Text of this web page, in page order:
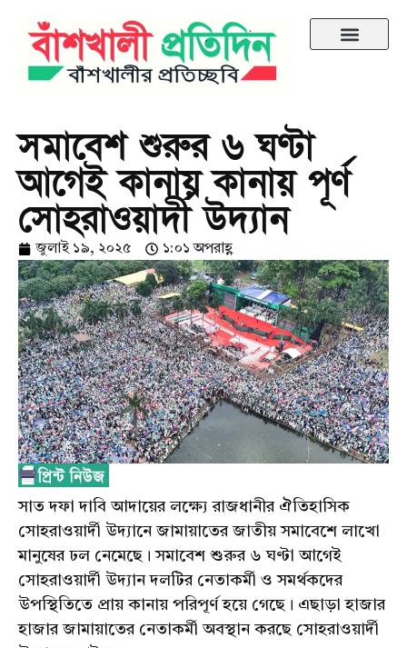
সমাবেশ শুরুর ৬ ঘণ্টা
আগেই কানায় কানায় পূর্ণ
সোহরাওয়ার্দী উদ্যান
জুলাই ১৯, ২০২৫ ১:০১ অপরাহ্ণ
সাত দফা দাবি আদায়ের লক্ষ্যে রাজধানীর ঐতিহাসিক
সোহরাওয়ার্দী উদ্যানে জামায়াতের জাতীয় সমাবেশে লাখো
মানুষের ঢল নেমেছে। সমাবেশ শুরুর ৬ ঘণ্টা আগেই
সোহরাওয়ার্দী উদ্যান দলটির নেতাকর্মী ও সমর্থকদের
উপস্থিতিতে প্রায় কানায় পরিপূর্ণ হয়ে গেছে। এছাড়া হাজার
হাজার জামায়াতের নেতাকর্মী অবস্থান করছে সোহরাওয়ার্দী